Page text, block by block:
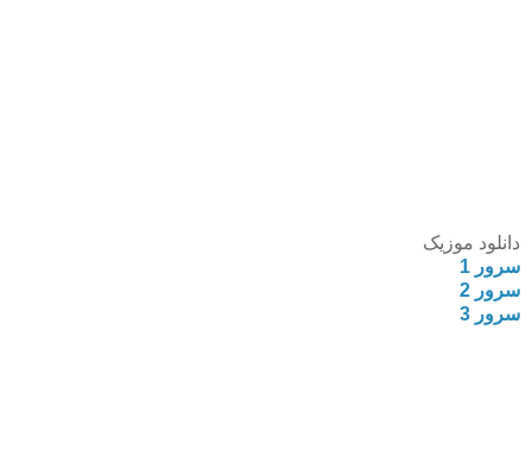
دانلود موزیک
سرور 1
سرور 2
سرور 3